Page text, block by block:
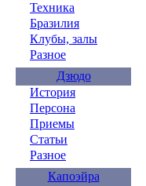
Техника
Бразилия
Клубы, залы
Разное
Дзюдо
История
Персона
Приемы
Статьи
Разное
Капоэйра